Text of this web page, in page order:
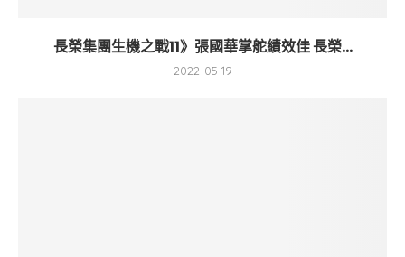
長榮集團生機之戰11》張國華掌舵績效佳 長榮...
2022-05-19